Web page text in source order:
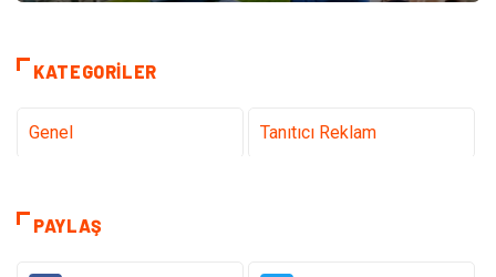
KATEGORILER
Genel Tanıtıcı Reklam
PAYLAŞ